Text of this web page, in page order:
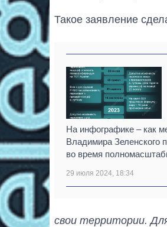
Такое заявление
На инфографике – как
Владимира Зеленского
во время
29 июля 2024, 18:34
свои территории.